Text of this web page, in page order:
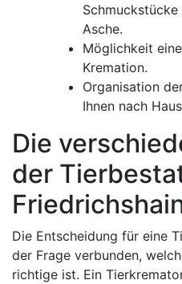
Asche.
Möglichkeit
Kremation.
Organisation
Ihnen nach
Die
der
Die Entscheidung für eine
der Frage verbunden,
richtige ist. Ein